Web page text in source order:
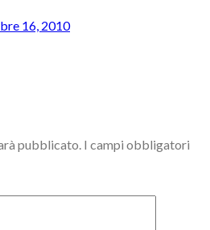
16, 2010
pubblicato. I campi obbligatori